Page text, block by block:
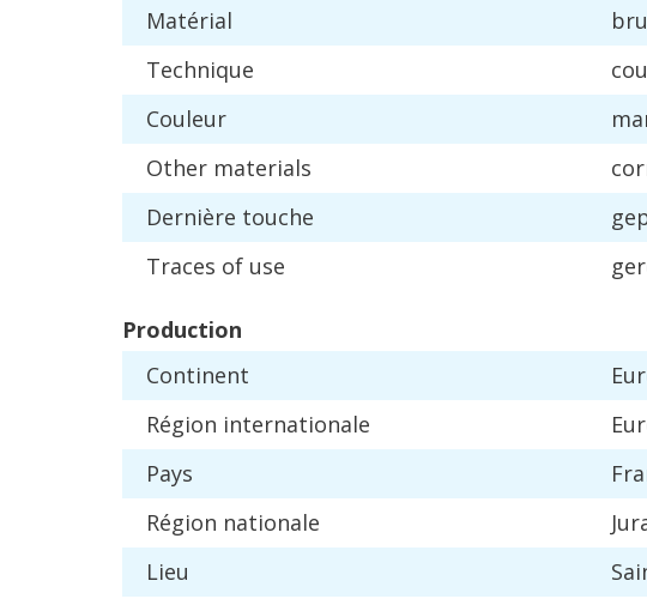
Matérial
Technique
Couleur
Other materials
Dernière touche
Traces of use
Production
Continent
Région internationale
Pays
Région nationale
Lieu